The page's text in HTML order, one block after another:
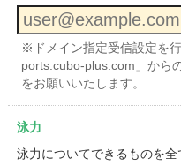
※ドメイン指定受信設定を
ports.cubo-plus.com」から
をお願いいたします。
泳力
泳力についてできるものを